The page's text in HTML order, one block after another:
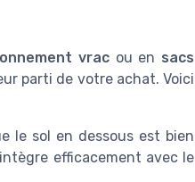
vracou en sacs
parti de votre achat. Voici
le sol en dessous est bien
efficacement avec le